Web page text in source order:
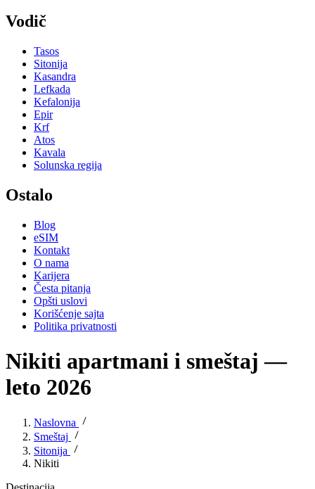
Vodič
Tasos
Sitonija
Kasandra
Lefkada
Kefalonija
Epir
Krf
Atos
Kavala
Solunska regija
Ostalo
Blog
eSIM
Kontakt
O nama
Karijera
Česta pitanja
Opšti uslovi
Korišćenje sajta
Politika privatnosti
Nikiti apartmani i smeštaj —
leto 2026
Naslovna
Smeštaj
Sitonija
Nikiti